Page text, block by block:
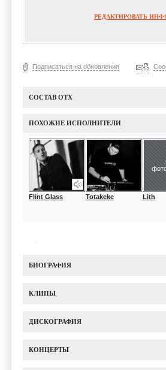
РЕДАКТИРОВАТЬ
Подписаться на обновления
СОСТАВ OTX
ПОХОЖИЕ ИСПОЛНИТЕЛИ
Flint Glass Totakeke Lith
БИОГРАФИЯ
КЛИПЫ
ДИСКОГРАФИЯ
КОНЦЕРТЫ